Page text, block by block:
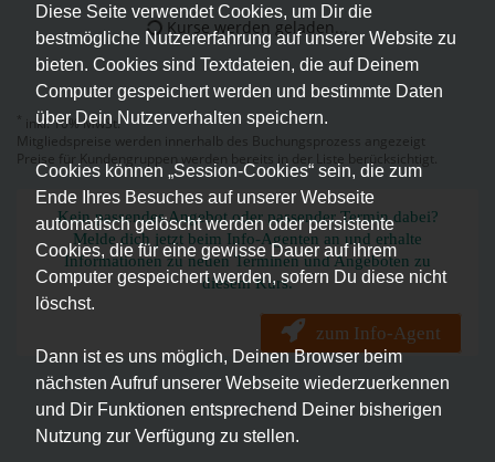
Diese Seite verwendet Cookies, um Dir die
bestmögliche Nutzererfahrung auf unserer Website zu
bieten. Cookies sind Textdateien, die auf Deinem
Computer gespeichert werden und bestimmte Daten
über Dein Nutzerverhalten speichern.
Cookies können „Session-Cookies“ sein, die zum
Ende Ihres Besuches auf unserer Webseite
automatisch gelöscht werden oder persistente
Cookies, die für eine gewisse Dauer auf ihrem
Computer gespeichert werden, sofern Du diese nicht
löschst.
Dann ist es uns möglich, Deinen Browser beim
nächsten Aufruf unserer Webseite wiederzuerkennen
und Dir Funktionen entsprechend Deiner bisherigen
Nutzung zur Verfügung zu stellen.
Kurse werden geladen...
inkl. 10% MwSt.
Mitgliedspreise werden innerhalb des Buchungsprozess angezeigt
Preise für Kundengruppen werden bereits in der Liste berücksichtigt.
Kein passendes Angebot oder passender Termin dabei?
Melde dich jetzt beim Info-Agenten an und erhalte
Informationen zu neuen Terminen und Angeboten zu
diesem Kurs.
zum Info-Agent